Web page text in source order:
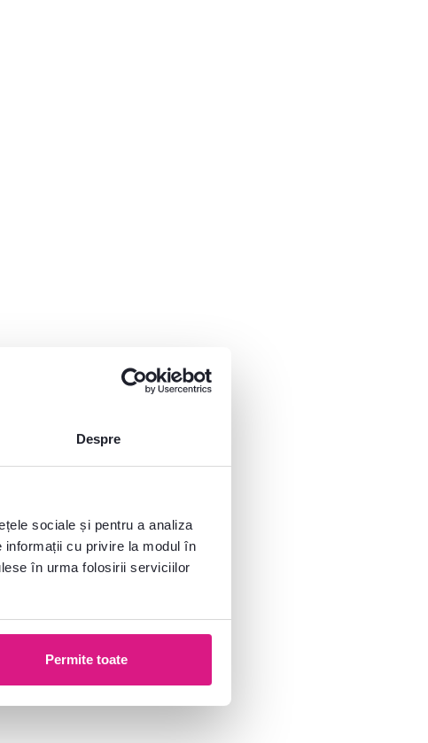
Despre
sociale și pentru a analiza
informații cu privire la modul în
în urma folosirii serviciilor
Permite toate